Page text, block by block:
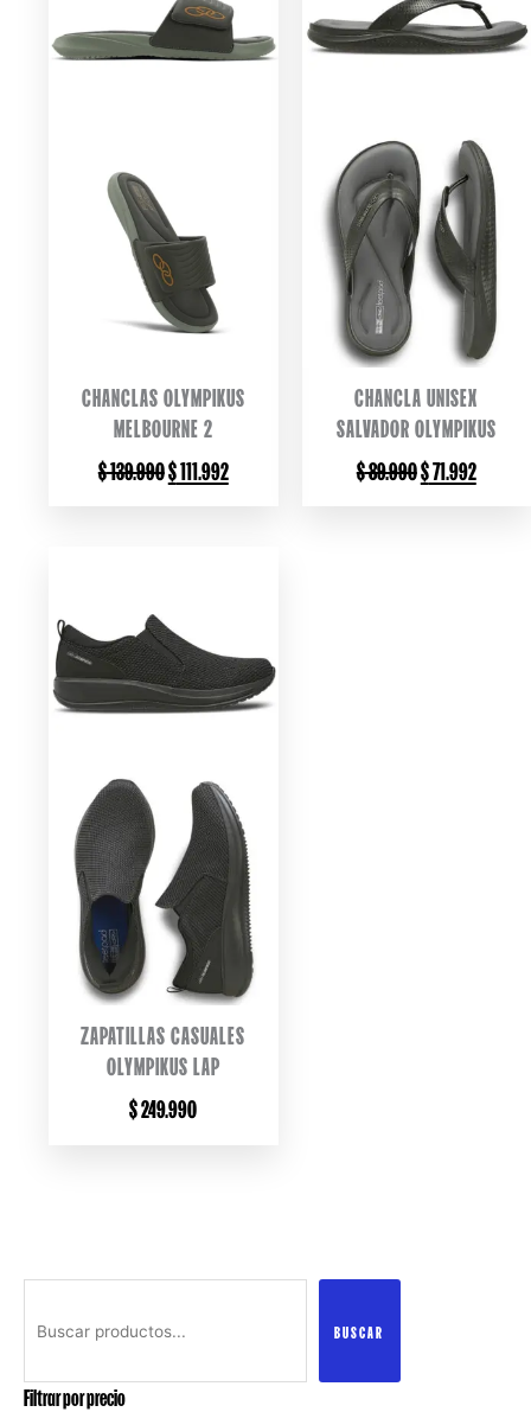
BUSCAR
Filtrar por precio
CHANCLAS OLYMPIKUS
MELBOURNE 2
$139.990ORIGINAL
$111.992CURRENT
CHANCLA UNISEX
SALVADOR OLYMPIKUS
$89.990ORIGINAL
$71.992
ZAPATILLAS CASUALES
OLYMPIKUS LAP
$249.990